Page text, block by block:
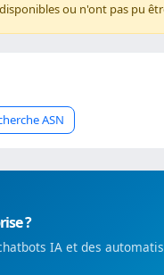
ou n'ont pas pu
ASN
?
IA et des